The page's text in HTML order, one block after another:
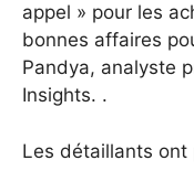
appel » pour les
bonnes affaires
Pandya, analyste
Insights. .
Les détaillants